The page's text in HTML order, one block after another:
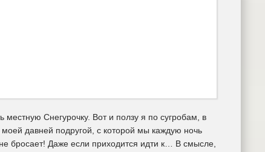
местную Снегурочку. Вот и ползу я по сугробам, в
давней подругой, с которой мы каждую ночь
бросает! Даже если приходится идти к… В смысле,